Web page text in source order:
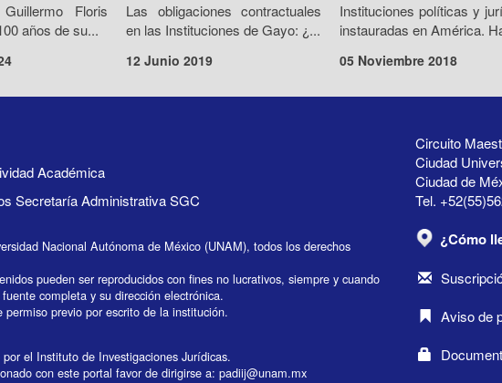
Floris
años de su...
Las obligaciones contractuales
en las Instituciones de Gayo: ¿...
12 Junio 2019
Instituciones políticas y
instauradas en América.
05 Noviembre 2018
Circuito
Ciudad
Ciudad de
Tel.
¿Cómo
Aviso de
Académica
Secretaría Administrativa SGC
Nacional Autónoma de México (UNAM), todos los derechos
pueden ser reproducidos con fines no lucrativos, siempre y cuando
completa y su dirección electrónica.
permiso previo por escrito de la institución.
el Instituto de Investigaciones Jurídicas.
con este portal favor de dirigirse a: padiij@unam.mx